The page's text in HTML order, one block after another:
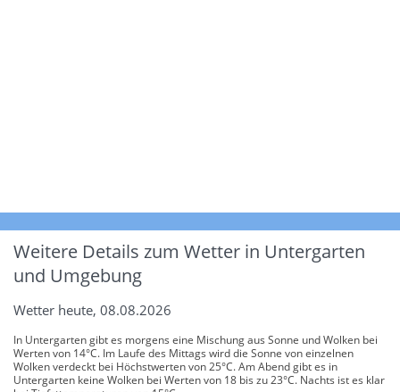
Weitere Details zum Wetter in Untergarten
und Umgebung
Wetter heute, 08.08.2026
In Untergarten gibt es morgens eine Mischung aus Sonne und Wolken bei
Werten von 14°C. Im Laufe des Mittags wird die Sonne von einzelnen
Wolken verdeckt bei Höchstwerten von 25°C. Am Abend gibt es in
Untergarten keine Wolken bei Werten von 18 bis zu 23°C. Nachts ist es klar